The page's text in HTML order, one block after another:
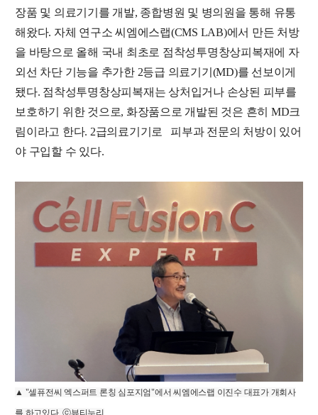
장품 및 의료기기를 개발, 종합병원 및 병의원을 통해 유통
해왔다. 자체 연구소 씨엠에스랩(CMS LAB)에서 만든 처방
을 바탕으로 올해 국내 최초로 점착성투명창상피복재에 자
외선 차단 기능을 추가한 2등급 의료기기(MD)를 선보이게
됐다. 점착성투명창상피복재는 상처입거나 손상된 피부를
보호하기 위한 것으로, 화장품으로 개발된 것은 흔히 MD크
림이라고 한다. 2급의료기기로 피부과 전문의 처방이 있어
야 구입할 수 있다.
▲ "셀퓨전씨 엑스퍼트 론칭 심포지엄"에서 씨엠에스랩 이진수 대표가 개회사
를 하고있다. ⓒ뷰티누리